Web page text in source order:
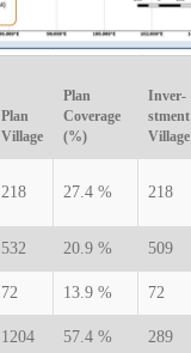
Plan
Village
Plan
Coverage
(%)
Inver-
stment
Village
218 27.4 % 218
532 20.9 % 509
72 13.9 % 72
1204 57.4 % 289